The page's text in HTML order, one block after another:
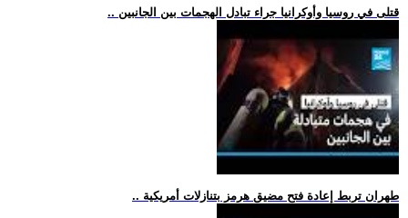
.. قتلى في روسيا وأوكرانيا جراء تبادل الهجمات بين الجانبين
.. طهران تربط إعادة فتح مضيق هرمز بتنازلات أمريكية